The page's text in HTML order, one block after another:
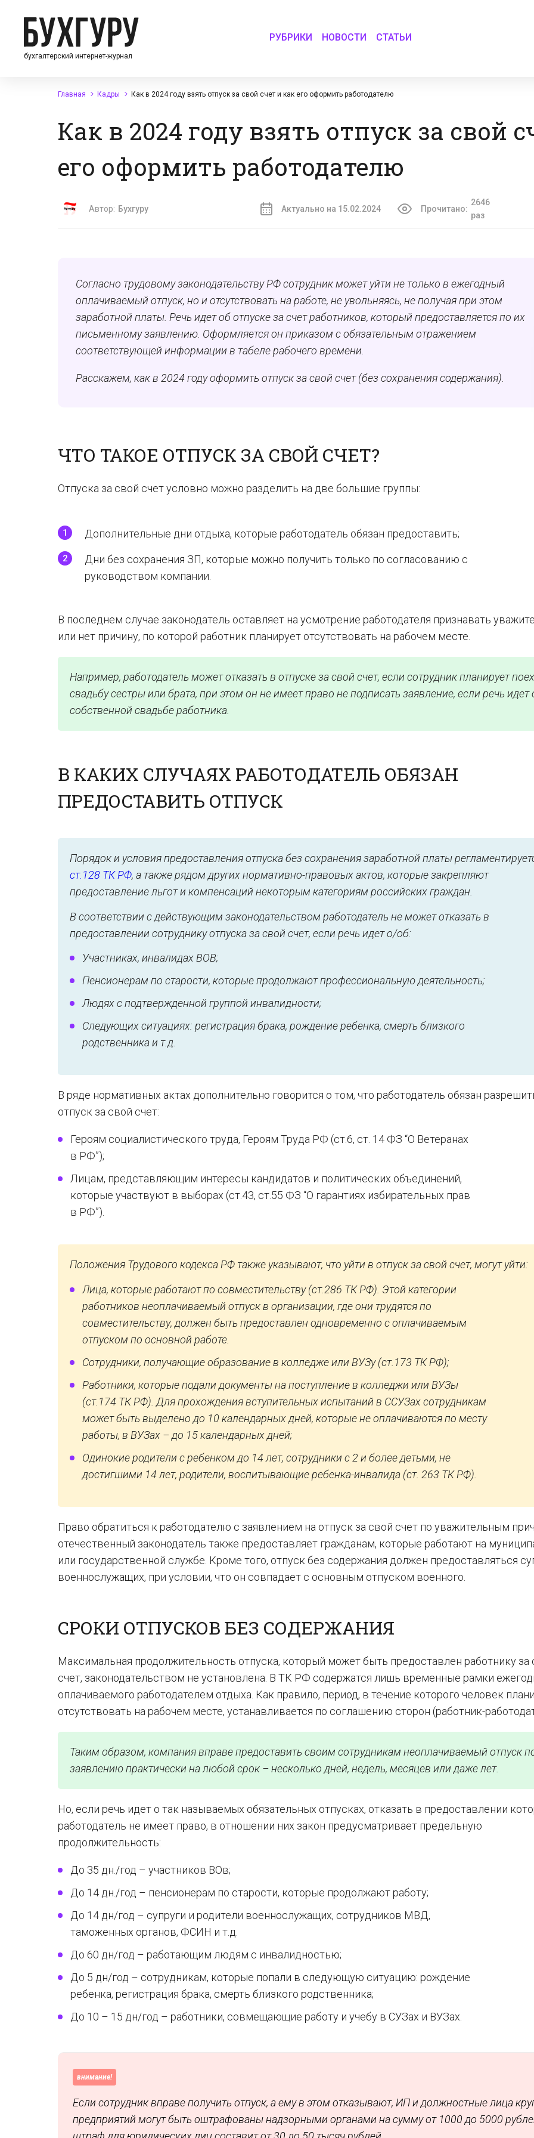
бухгалтерский интернет-журнал
РУБРИКИ НОВОСТИ СТАТЬИ
Главная Кадры Как в 2024 году взять отпуск за свой счет и как его оформить работодателю
Как в 2024 году взять отпуск за свой
его оформить работодателю
Автор: Бухгуру Актуально на 15.02.2024 Прочитано:
2646
раз
Согласно трудовому законодательству РФ сотрудник может уйти не только в ежегодный
оплачиваемый отпуск, но и отсутствовать на работе, не увольняясь, не получая при этом
заработной платы. Речь идет об отпуске за счет работников, который предоставляется по их
письменному заявлению. Оформляется он приказом с обязательным отражением
соответствующей информации в табеле рабочего времени.
Расскажем, как в 2024 году оформить отпуск за свой счет (без сохранения содержания).
ЧТО ТАКОЕ ОТПУСК ЗА СВОЙ СЧЕТ?
Отпуска за свой счет условно можно разделить на две большие группы:
Дополнительные дни отдыха, которые работодатель обязан предоставить;
Дни без сохранения ЗП, которые можно получить только по согласованию с
руководством компании.
В последнем случае законодатель оставляет на усмотрение работодателя признавать
или нет причину, по которой работник планирует отсутствовать на рабочем месте.
Например, работодатель может отказать в отпуске за свой счет, если сотрудник планирует
свадьбу сестры или брата, при этом он не имеет право не подписать заявление, если речь идет
собственной свадьбе работника.
В КАКИХ СЛУЧАЯХ РАБОТОДАТЕЛЬ ОБЯЗАН
ПРЕДОСТАВИТЬ ОТПУСК
Порядок и условия предоставления отпуска без сохранения заработной платы
ст.128 ТК РФ, а также рядом других нормативно-правовых актов, которые закрепляют
предоставление льгот и компенсаций некоторым категориям российских граждан.
В соответствии с действующим законодательством работодатель не может отказать в
предоставлении сотруднику отпуска за свой счет, если речь идет о/об:
Участниках, инвалидах ВОВ;
Пенсионерам по старости, которые продолжают профессиональную деятельность;
Людях с подтвержденной группой инвалидности;
Следующих ситуациях: регистрация брака, рождение ребенка, смерть близкого
родственника и т.д.
В ряде нормативных актах дополнительно говорится о том, что работодатель обязан
отпуск за свой счет:
Героям социалистического труда, Героям Труда РФ (ст.6, ст. 14 ФЗ “О Ветеранах
в РФ”);
Лицам, представляющим интересы кандидатов и политических объединений,
которые участвуют в выборах (ст.43, ст.55 ФЗ “О гарантиях избирательных прав
в РФ”).
Положения Трудового кодекса РФ также указывают, что уйти в отпуск за свой счет, могут уйти:
Лица, которые работают по совместительству (ст.286 ТК РФ). Этой категории
работников неоплачиваемый отпуск в организации, где они трудятся по
совместительству, должен быть предоставлен одновременно с оплачиваемым
отпуском по основной работе.
Сотрудники, получающие образование в колледже или ВУЗу (ст.173 ТК РФ);
Работники, которые подали документы на поступление в колледжи или ВУЗы
(ст.174 ТК РФ). Для прохождения вступительных испытаний в ССУЗах сотрудникам
может быть выделено до 10 календарных дней, которые не оплачиваются по месту
работы, в ВУЗах – до 15 календарных дней;
Одинокие родители с ребенком до 14 лет, сотрудники с 2 и более детьми, не
достигшими 14 лет, родители, воспитывающие ребенка-инвалида (ст. 263 ТК РФ).
Право обратиться к работодателю с заявлением на отпуск за свой счет по уважительным
отечественный законодатель также предоставляет гражданам, которые работают на
или государственной службе. Кроме того, отпуск без содержания должен предоставляться
военнослужащих, при условии, что он совпадает с основным отпуском военного.
СРОКИ ОТПУСКОВ БЕЗ СОДЕРЖАНИЯ
Максимальная продолжительность отпуска, который может быть предоставлен работнику за
счет, законодательством не установлена. В ТК РФ содержатся лишь временные рамки
оплачиваемого работодателем отдыха. Как правило, период, в течение которого человек
отсутствовать на рабочем месте, устанавливается по соглашению сторон (работник-
Таким образом, компания вправе предоставить своим сотрудникам неоплачиваемый отпуск
заявлению практически на любой срок – несколько дней, недель, месяцев или даже лет.
Но, если речь идет о так называемых обязательных отпусках, отказать в предоставлении
работодатель не имеет право, в отношении них закон предусматривает предельную
продолжительность:
До 35 дн./год – участников ВОв;
До 14 дн./год – пенсионерам по старости, которые продолжают работу;
До 14 дн/год – супруги и родители военнослужащих, сотрудников МВД,
таможенных органов, ФСИН и т.д.
До 60 дн/год – работающим людям с инвалидностью;
До 5 дн/год – сотрудникам, которые попали в следующую ситуацию: рождение
ребенка, регистрация брака, смерть близкого родственника;
До 10 – 15 дн/год – работники, совмещающие работу и учебу в СУЗах и ВУЗах.
внимание!
Если сотрудник вправе получить отпуск, а ему в этом отказывают, ИП и должностные лица
предприятий могут быть оштрафованы надзорными органами на сумму от 1000 до 5000